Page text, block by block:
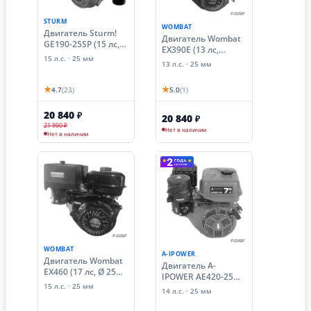
STURM
Двигатель Sturm!
GE190-25SP (15 лс,
25 мм)
15 л.с. · 25 мм
★4.7(23)
20 840 ₽
21 990 ₽
Нет в наличии
WOMBAT
Двигатель Wombat
EX390E (13 лс,
электростартер, 25
13 л.с. · 25 мм
★5.0(1)
20 840 ₽
Нет в наличии
WOMBAT
Двигатель Wombat
EX460 (17 лс, Ø 25
мм)
15 л.с. · 25 мм
A-IPOWER
Двигатель A-
IPOWER AE420-25
(14 лс, Ø 25 мм)
14 л.с. · 25 мм